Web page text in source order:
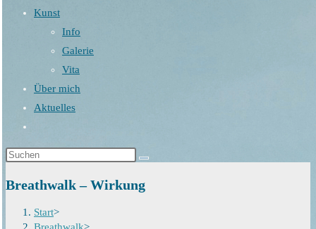
Kunst
Info
Galerie
Vita
Über mich
Aktuelles
umschalten
Breathwalk – Wirkung
Start>